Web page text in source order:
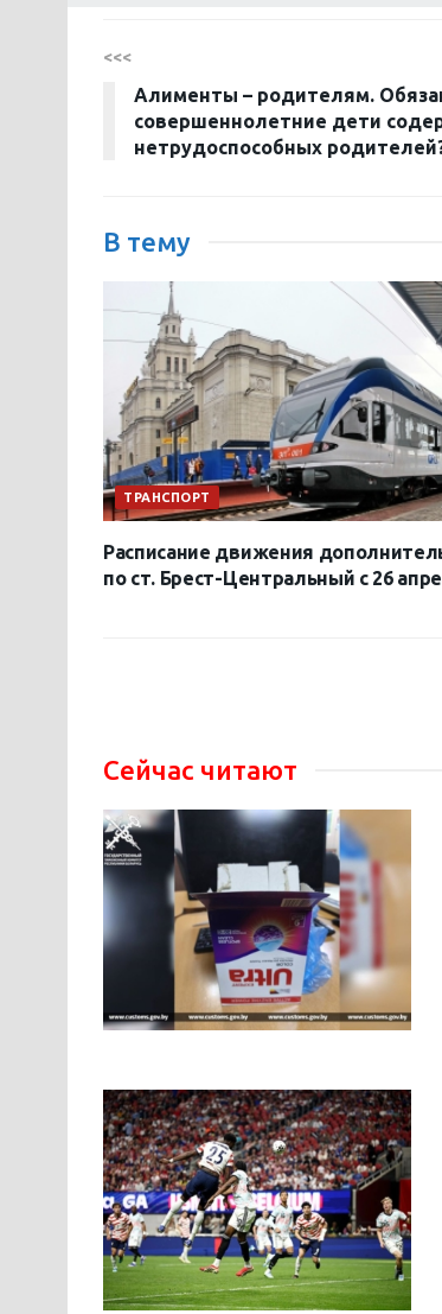
<<<
Алименты – родителям.
совершеннолетние дети
нетрудоспособных
В тему
ТРАНСПОРТ
Расписание движения
по ст. Брест-Центральный с 26
Сейчас читают